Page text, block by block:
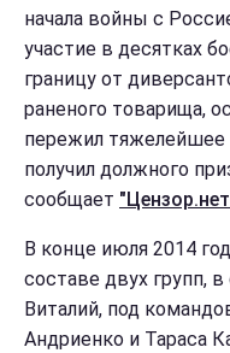
начала войны с
участие в десятках
границу от
раненого товарища,
пережил тяжелейшее
получил должного
сообщает
В конце июля 2014
составе двух групп,
Виталий, под
Андриенко и Тараса